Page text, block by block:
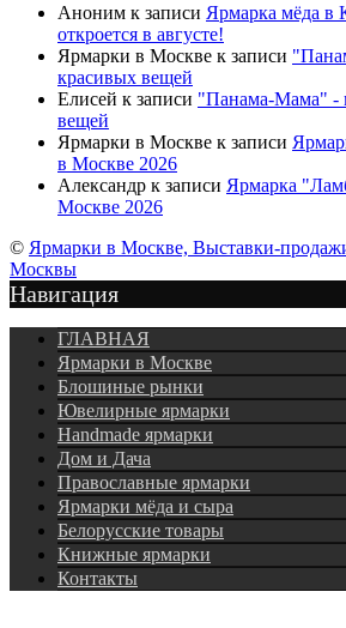
Аноним к записи Ярмарка мёда в
откроется в августе!
Ярмарки в Москве к записи
красивых вещей
Елисей к записи "Панама-Мама" -
вещей
Ярмарки в Москве к записи
в Москве 2026
Александр к записи Ярмарка
Москве 2026
© Ярмарки в Москве, Выставки-
Москвы
Навигация
ГЛАВНАЯ
Ярмарки в Москве
Блошиные рынки
Ювелирные ярмарки
Нandmade ярмарки
Дом и Дача
Православные ярмарки
Ярмарки мёда и сыра
Белорусские товары
Книжные ярмарки
Контакты